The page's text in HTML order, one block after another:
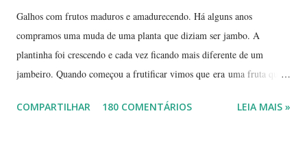
Galhos com frutos maduros e amadurecendo. Há alguns anos
compramos uma muda de uma planta que diziam ser jambo. A
plantinha foi crescendo e cada vez ficando mais diferente de um
jambeiro. Quando começou a frutificar vimos que era uma fruta que
pequena, tem mais ou menos um quarto do tamanho de um jambo,
COMPARTILHAR 180 COMENTÁRIOS LEIA MAIS »